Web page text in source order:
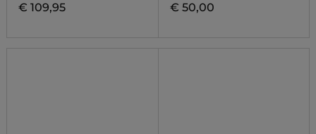
€ 109,95 € 50,00